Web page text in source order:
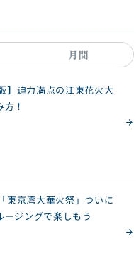
月間
】迫力満点の江東花火大
！
東京湾大華火祭」ついに
ージングで楽しもう